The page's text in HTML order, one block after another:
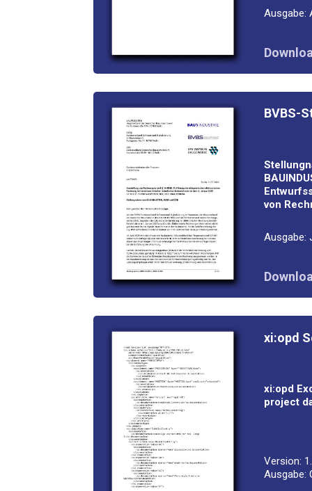
Aus­ga­be:
BVBS-
von
Aus­ga­be:
xi:opd
xi:opd
pro­ject
Ver­si­on:
Aus­ga­be: